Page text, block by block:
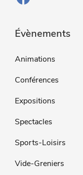
Évènements
Animations
Conférences
Expositions
Spectacles
Sports-Loisirs
Vide-Greniers